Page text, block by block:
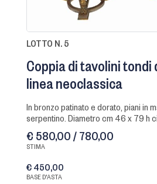
LOTTO N. 5
Coppia di tavolini tondi
linea neoclassica
in bronzo patinato e dorato, piani in marmo verde
serpentino. Diametro cm 46 x 79 h
€ 580,00 / 780,00
STIMA
€ 450,00
BASE D'ASTA